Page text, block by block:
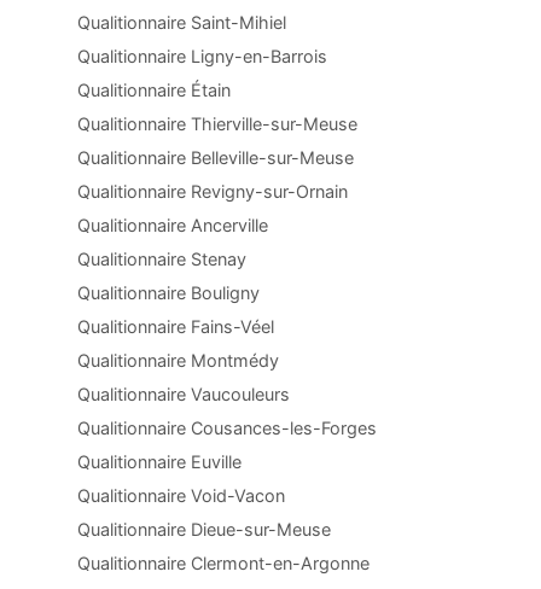
Qualitionnaire Saint-Mihiel
Qualitionnaire Ligny-en-Barrois
Qualitionnaire Étain
Qualitionnaire Thierville-sur-Meuse
Qualitionnaire Belleville-sur-Meuse
Qualitionnaire Revigny-sur-Ornain
Qualitionnaire Ancerville
Qualitionnaire Stenay
Qualitionnaire Bouligny
Qualitionnaire Fains-Véel
Qualitionnaire Montmédy
Qualitionnaire Vaucouleurs
Qualitionnaire Cousances-les-Forges
Qualitionnaire Euville
Qualitionnaire Void-Vacon
Qualitionnaire Dieue-sur-Meuse
Qualitionnaire Clermont-en-Argonne